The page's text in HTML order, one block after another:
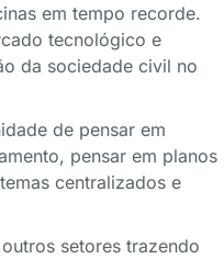
em tempo recorde.
tecnológico e
da sociedade civil no
de pensar em
pensar em planos
centralizados e
setores trazendo